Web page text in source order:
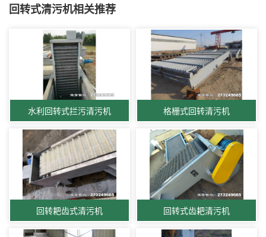
回转式清污机相关推荐
水利回转式拦污清污机 格栅式回转清污机
回转耙齿式清污机 回转式齿耙清污机